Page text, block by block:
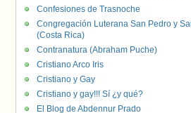
Confesiones de Trasnoche
Congregación Luterana San Pedro y
(Costa Rica)
Contranatura (Abraham Puche)
Cristiano Arco Iris
Cristiano y Gay
Cristiano y gay!!! Sí ¿y qué?
El Blog de Abdennur Prado